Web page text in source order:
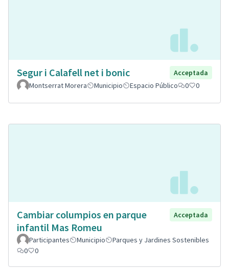
Segur i Calafell net i bonic
Acceptada
Montserrat Morera
Municipio Espacio Público 0 0
Cambiar columpios en parque
infantil Mas Romeu
Acceptada
Participantes Municipio
Parques y Jardines Sostenibles
0
0